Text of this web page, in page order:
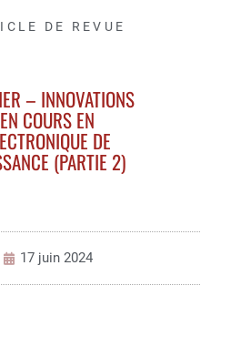
DE REVUE
– INNOVATIONS
EN COURS EN
DE
(PARTIE 2)
17 juin 2024